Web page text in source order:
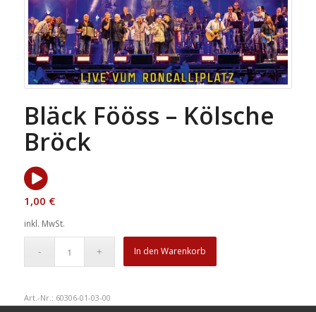
Bläck Fööss – Kölsche
Bröck
1,00 €
inkl. MwSt.
In den Warenkorb
Art.-Nr.: 60306-01-03-00